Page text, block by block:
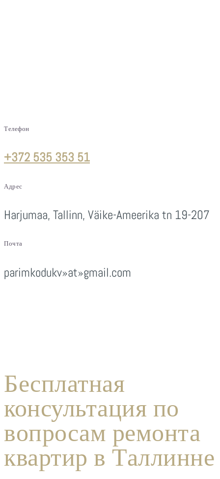
Телефон
+372 535 353 51
Адрес
Harjumaa, Tallinn, Väike-Ameerika tn 19-207
Почта
parimkodukv»at»gmail.com
Бесплатная
консультация по
вопросам ремонта
квартир в Таллинне